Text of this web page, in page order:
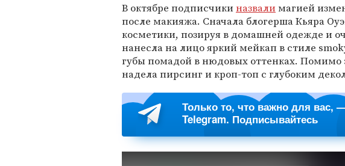
В октябре подписчикиназвали магией
после макияжа. Сначала блогерша Кьяра
косметики, позируя в домашней одежде и
нанесла на лицо яркий мейкап в стиле
губы помадой в нюдовых оттенках. Помимо
надела пирсинг и кроп-топ с глубоким
Только то, что важно для вас,
Telegram. Подписывайтесь